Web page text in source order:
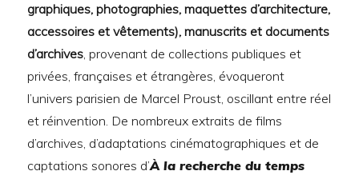
graphiques, photographies, maquettes d’architecture,
accessoires et vêtements), manuscrits et documents
d’archives, provenant de collections publiques et
privées, françaises et étrangères, évoqueront
l’univers parisien de Marcel Proust, oscillant entre réel
et réinvention. De nombreux extraits de films
d’archives, d’adaptations cinématographiques et de
captations sonores d’À la recherche du temps